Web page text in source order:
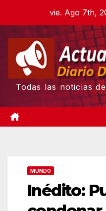
content
vie. Ago 7th,
Todas las noticias
MUNDO
Inédito: